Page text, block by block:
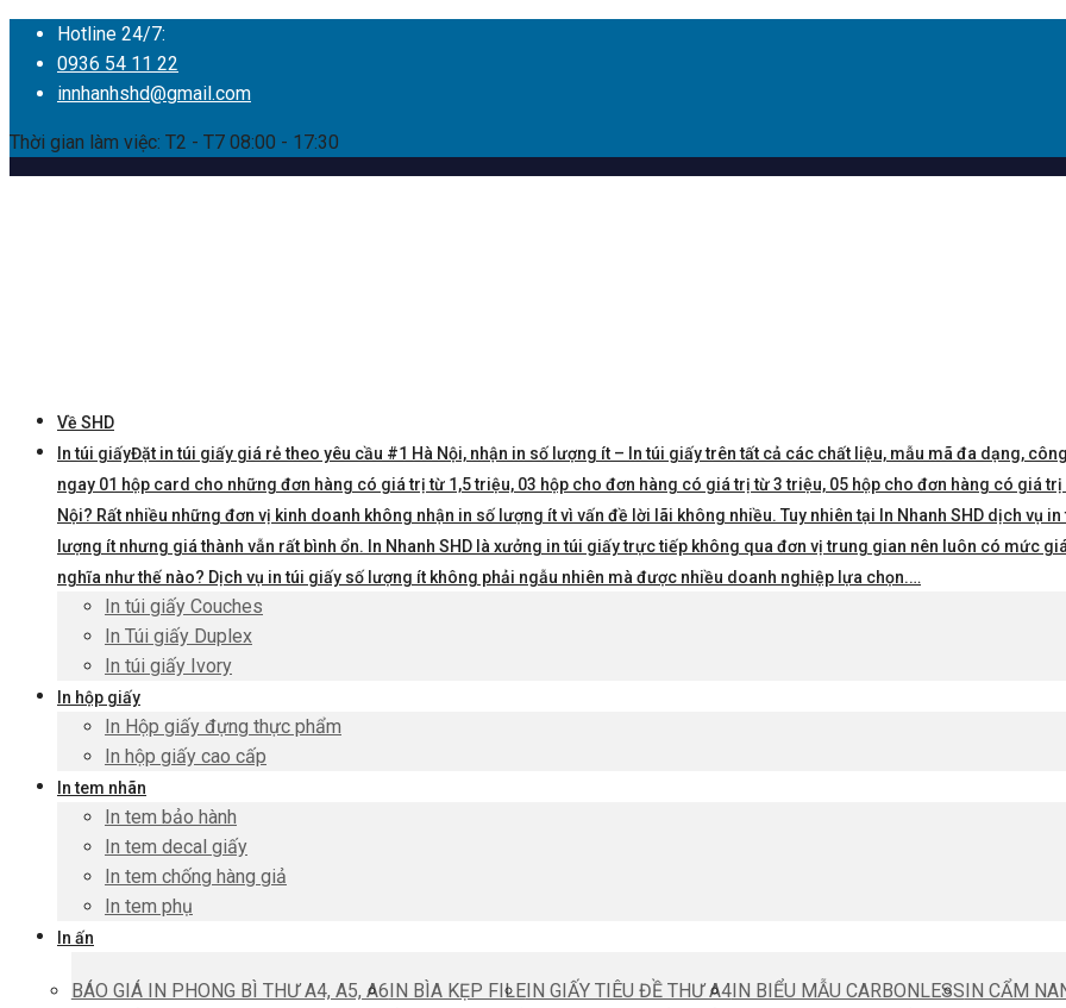
Hotline 24/7:
0936 54 11 22
innhanhshd@gmail.com
Thời gian làm việc: T2 - T7 08:00 - 17:30
Về SHD
In túi giấyĐặt in túi giấy giá rẻ theo yêu cầu #1 Hà Nội, nhận in số lượng ít – In túi giấy trên tất cả các chất liệu, mẫu mã đa dạng,
ngay 01 hộp card cho những đơn hàng có giá trị từ 1,5 triệu, 03 hộp cho đơn hàng có giá trị từ 3 triệu, 05 hộp cho đơn hàng có giá
Nội? Rất nhiều những đơn vị kinh doanh không nhận in số lượng ít vì vấn đề lời lãi không nhiều. Tuy nhiên tại In Nhanh SHD dịch vụ
lượng ít nhưng giá thành vẫn rất bình ổn. In Nhanh SHD là xưởng in túi giấy trực tiếp không qua đơn vị trung gian nên luôn có mức
nghĩa như thế nào? Dịch vụ in túi giấy số lượng ít không phải ngẫu nhiên mà được nhiều doanh nghiệp lựa chọn.…
In túi giấy Couches
In Túi giấy Duplex
In túi giấy Ivory
In hộp giấy
In Hộp giấy đựng thực phẩm
In hộp giấy cao cấp
In tem nhãn
In tem bảo hành
In tem decal giấy
In tem chống hàng giả
In tem phụ
In ấn
BÁO GIÁ IN PHONG BÌ THƯ A4, A5, A6IN BÌA KẸP FILEIN GIẤY TIÊU ĐỀ THƯ A4IN BIỂU MẪU CARBONLESSIN CẨM